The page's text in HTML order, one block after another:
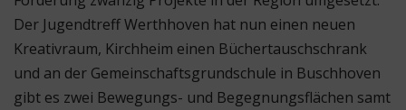
Der Jugendtreff Werthhoven hat nun einen neuen
Kreativraum, Kirchheim einen Büchertauschschrank
und an der Gemeinschaftsgrundschule in Buschhoven
gibt es zwei Bewegungs- und Begegnungsflächen samt